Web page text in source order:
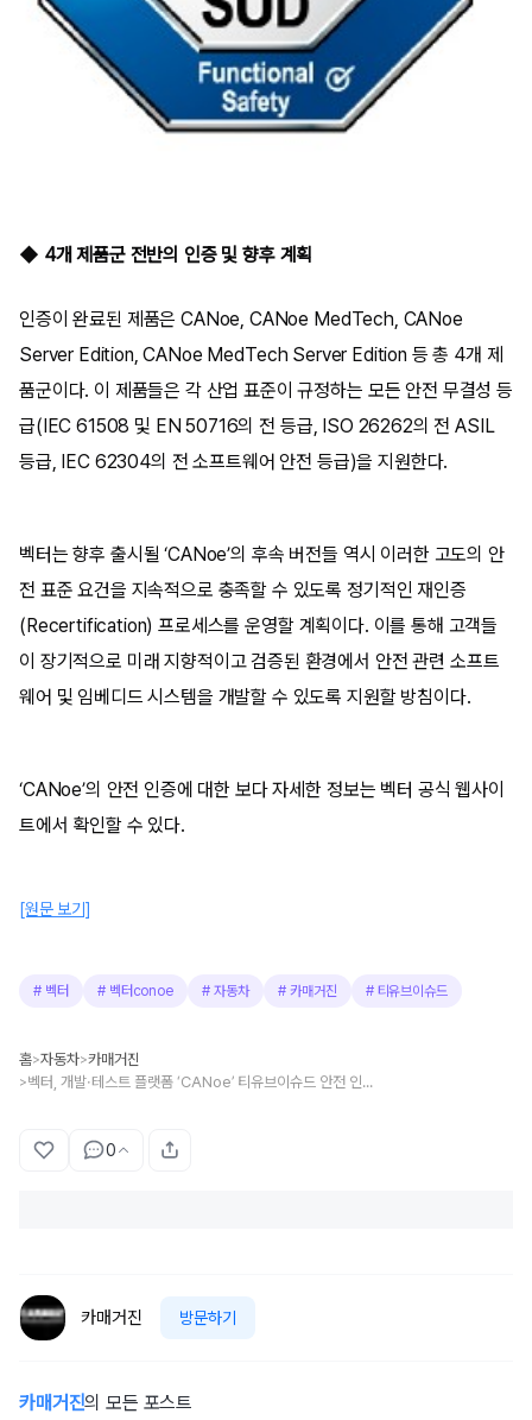
◆ 4개 제품군 전반의 인증 및 향후 계획
인증이 완료된 제품은 CANoe, CANoe MedTech, CANoe
Server Edition, CANoe MedTech Server Edition 등 총 4개 제
품군이다. 이 제품들은 각 산업 표준이 규정하는 모든 안전 무결성 등
급(IEC 61508 및 EN 50716의 전 등급, ISO 26262의 전 ASIL
등급, IEC 62304의 전 소프트웨어 안전 등급)을 지원한다.
벡터는 향후 출시될 ‘CANoe’의 후속 버전들 역시 이러한 고도의 안
전 표준 요건을 지속적으로 충족할 수 있도록 정기적인 재인증
(Recertification) 프로세스를 운영할 계획이다. 이를 통해 고객들
이 장기적으로 미래 지향적이고 검증된 환경에서 안전 관련 소프트
웨어 및 임베디드 시스템을 개발할 수 있도록 지원할 방침이다.
‘CANoe’의 안전 인증에 대한 보다 자세한 정보는 벡터 공식 웹사이
트에서 확인할 수 있다.
[원문 보기]
# 벡터 # 벡터conoe #자동차 # 카매거진 # 티유브이슈드
홈>자동차>카매거진
> 벡터, 개발·테스트 플랫폼 ‘CANoe’ 티유브이슈드 안전 인증 획득
0
카매거진 방문하기
카매거진의 모든 포스트